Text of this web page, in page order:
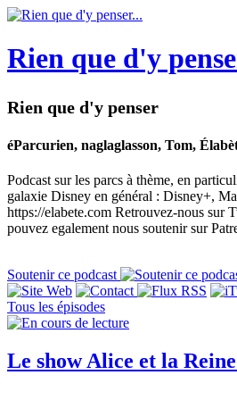
Rien que d'y
Rien que d'y penser
éParcurien, naglaglasson, Tom,
Podcast sur les parcs à thème, en
galaxie Disney en général : Disney+,
https://elabete.com Retrouvez-nous sur
pouvez egalement nous soutenir sur
Soutenir ce podcast
Tous les épisodes
Le show Alice et la